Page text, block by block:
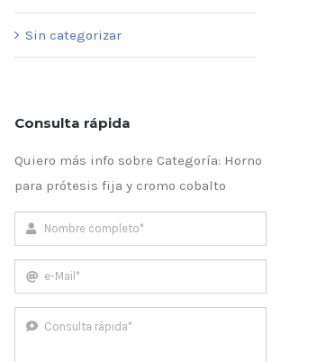
Sin categorizar
Consulta rápida
Quiero más info sobre Categoría: Horno
para prótesis fija y cromo cobalto